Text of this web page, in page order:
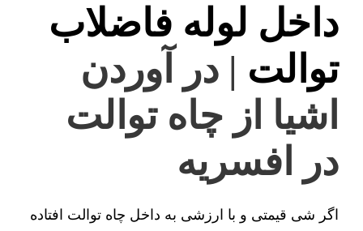
داخل لوله فاضلاب
توالت | در آوردن
اشیا از چاه توالت
در افسریه
اگر شی قیمتی و با ارزشی به داخل چاه توالت افتاده